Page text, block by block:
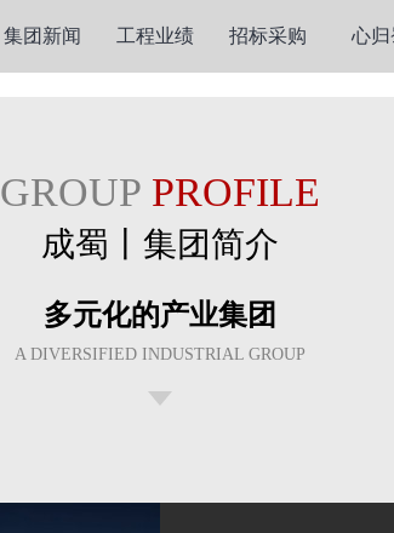
集团新闻 工程业绩 招标采购 心归
GROUP PROFILE
成蜀丨集团简介
多元化的产业集团
A DIVERSIFIED INDUSTRIAL GROUP